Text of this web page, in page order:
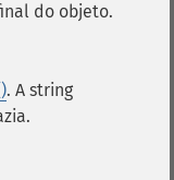
do objeto.
. A string